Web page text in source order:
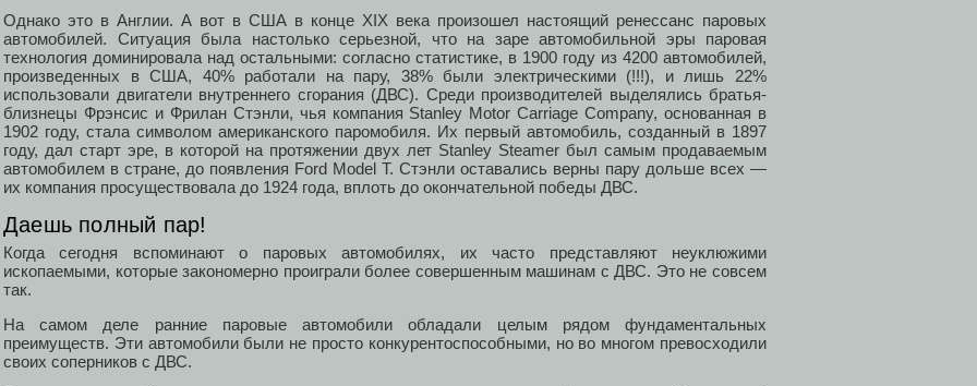
Однако это в Англии. А вот в США в конце XIX века произошел настоящий ренессанс паровых
автомобилей. Ситуация была настолько серьезной, что на заре автомобильной эры паровая
технология доминировала над остальными: согласно статистике, в 1900 году из 4200 автомобилей,
произведенных в США, 40% работали на пару, 38% были электрическими (!!!), и лишь 22%
использовали двигатели внутреннего сгорания (ДВС). Среди производителей выделялись братья-
близнецы Фрэнсис и Фрилан Стэнли, чья компания Stanley Motor Carriage Company, основанная в
1902 году, стала символом американского паромобиля. Их первый автомобиль, созданный в 1897
году, дал старт эре, в которой на протяжении двух лет Stanley Steamer был самым продаваемым
автомобилем в стране, до появления Ford Model T. Стэнли оставались верны пару дольше всех —
их компания просуществовала до 1924 года, вплоть до окончательной победы ДВС.
Даешь полный пар!
Когда сегодня вспоминают о паровых автомобилях, их часто представляют неуклюжими
ископаемыми, которые закономерно проиграли более совершенным машинам с ДВС. Это не совсем
так.
На самом деле ранние паровые автомобили обладали целым рядом фундаментальных
преимуществ. Эти автомобили были не просто конкурентоспособными, но во многом превосходили
своих соперников с ДВС.